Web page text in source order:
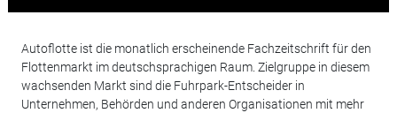
Autoflotte ist die monatlich erscheinende Fachzeitschrift für den
Flottenmarkt im deutschsprachigen Raum. Zielgruppe in diesem
wachsenden Markt sind die Fuhrpark-Entscheider in
Unternehmen, Behörden und anderen Organisationen mit mehr